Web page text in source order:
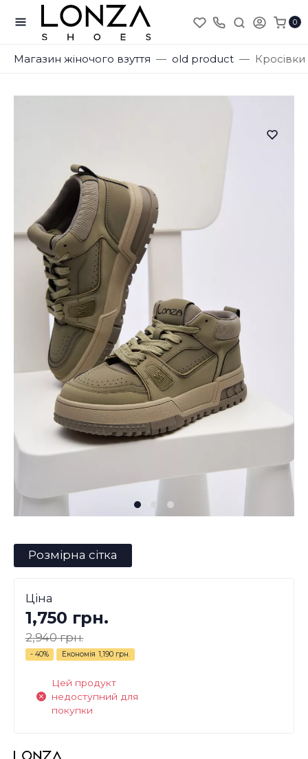
0
Магазин жіночого взуття old product Кросівки
Розмірна сітка
Ціна
1,750 грн.
2,940 грн.
- 40% Економія 1,190 грн.
Цей продукт
недоступний для
покупки